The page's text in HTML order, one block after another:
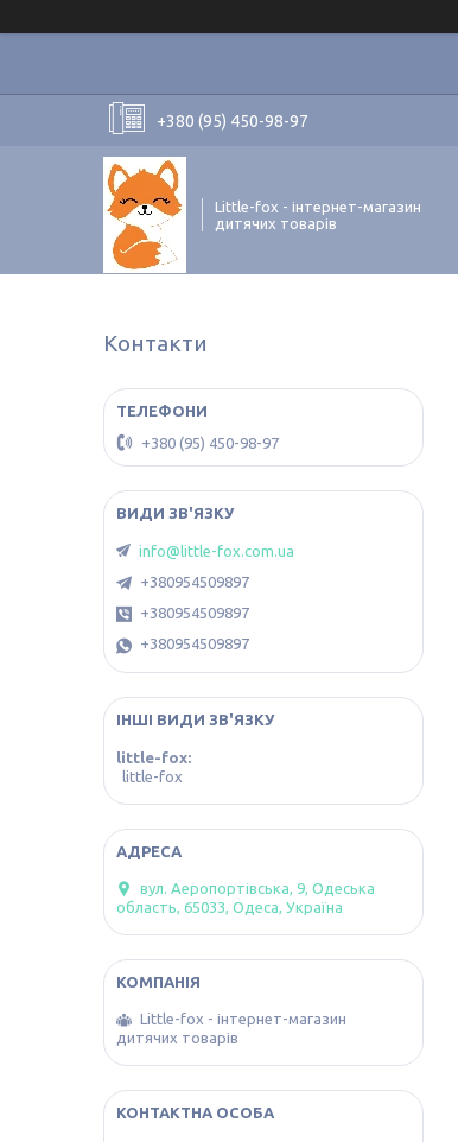
+380 (95) 450-98-97
Little-fox - інтернет-магазин
дитячих товарів
Контакти
+380 (95) 450-98-97
info@little-fox.com.ua
+380954509897
+380954509897
+380954509897
ІНШІ ВИДИ ЗВ'ЯЗКУ
little-fox
little-fox
вул. Аеропортівська, 9, Одеська
область, 65033, Одеса, Україна
Little-fox - інтернет-магазин
дитячих товарів